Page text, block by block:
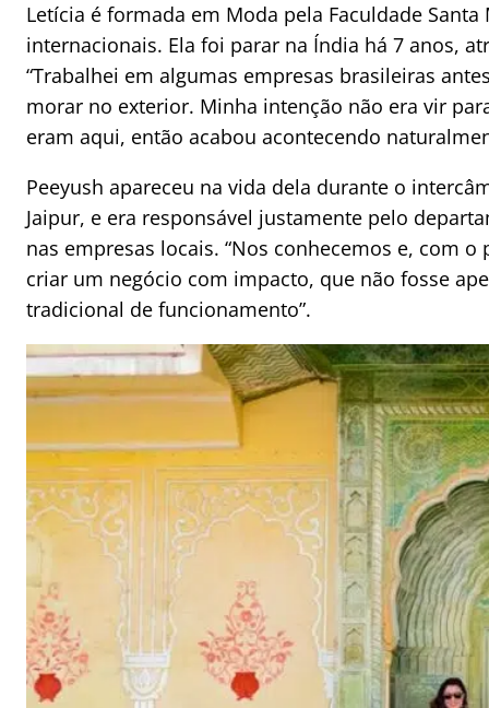
Letícia é formada em Moda pela Faculdade
internacionais. Ela foi parar na Índia há 7 anos,
“Trabalhei em algumas empresas brasileiras
morar no exterior. Minha intenção não era vir
eram aqui, então acabou acontecendo
Peeyush apareceu na vida dela durante o
Jaipur, e era responsável justamente pelo
nas empresas locais. “Nos conhecemos e, com
criar um negócio com impacto, que não fosse
tradicional de funcionamento”.